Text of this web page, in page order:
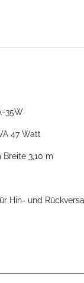
35W
47 Watt
3,10 m
Hin- und